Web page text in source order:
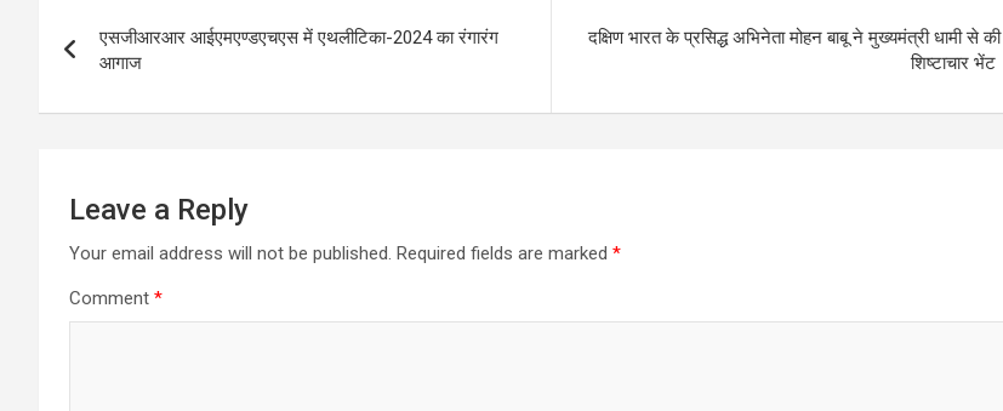
navigation
एसजीआरआर आईएमएण्डएचएस में एथलीटिका-2024 का रंगारंग
आगाज
दक्षिण भारत के प्रसिद्ध अभिनेता मोहन बाबू ने मुख्यमंत्री धामी से की
शिष्टाचार भेंट
Leave a Reply
Your email address will not be published. Required fields are marked *
Comment *